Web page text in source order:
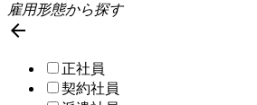
雇用形態から探す

正社員
契約社員